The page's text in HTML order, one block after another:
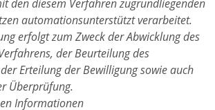
den diesem Verfahren zugrundliegenden
automationsunterstützt verarbeitet.
erfolgt zum Zweck der Abwicklung des
der Beurteilung des
Erteilung der Bewilligung sowie auch
Überprüfung.
Informationen